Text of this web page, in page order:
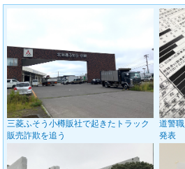
三菱ふそう小樽販社で起きたトラック
販売詐欺を追う
道警
発表